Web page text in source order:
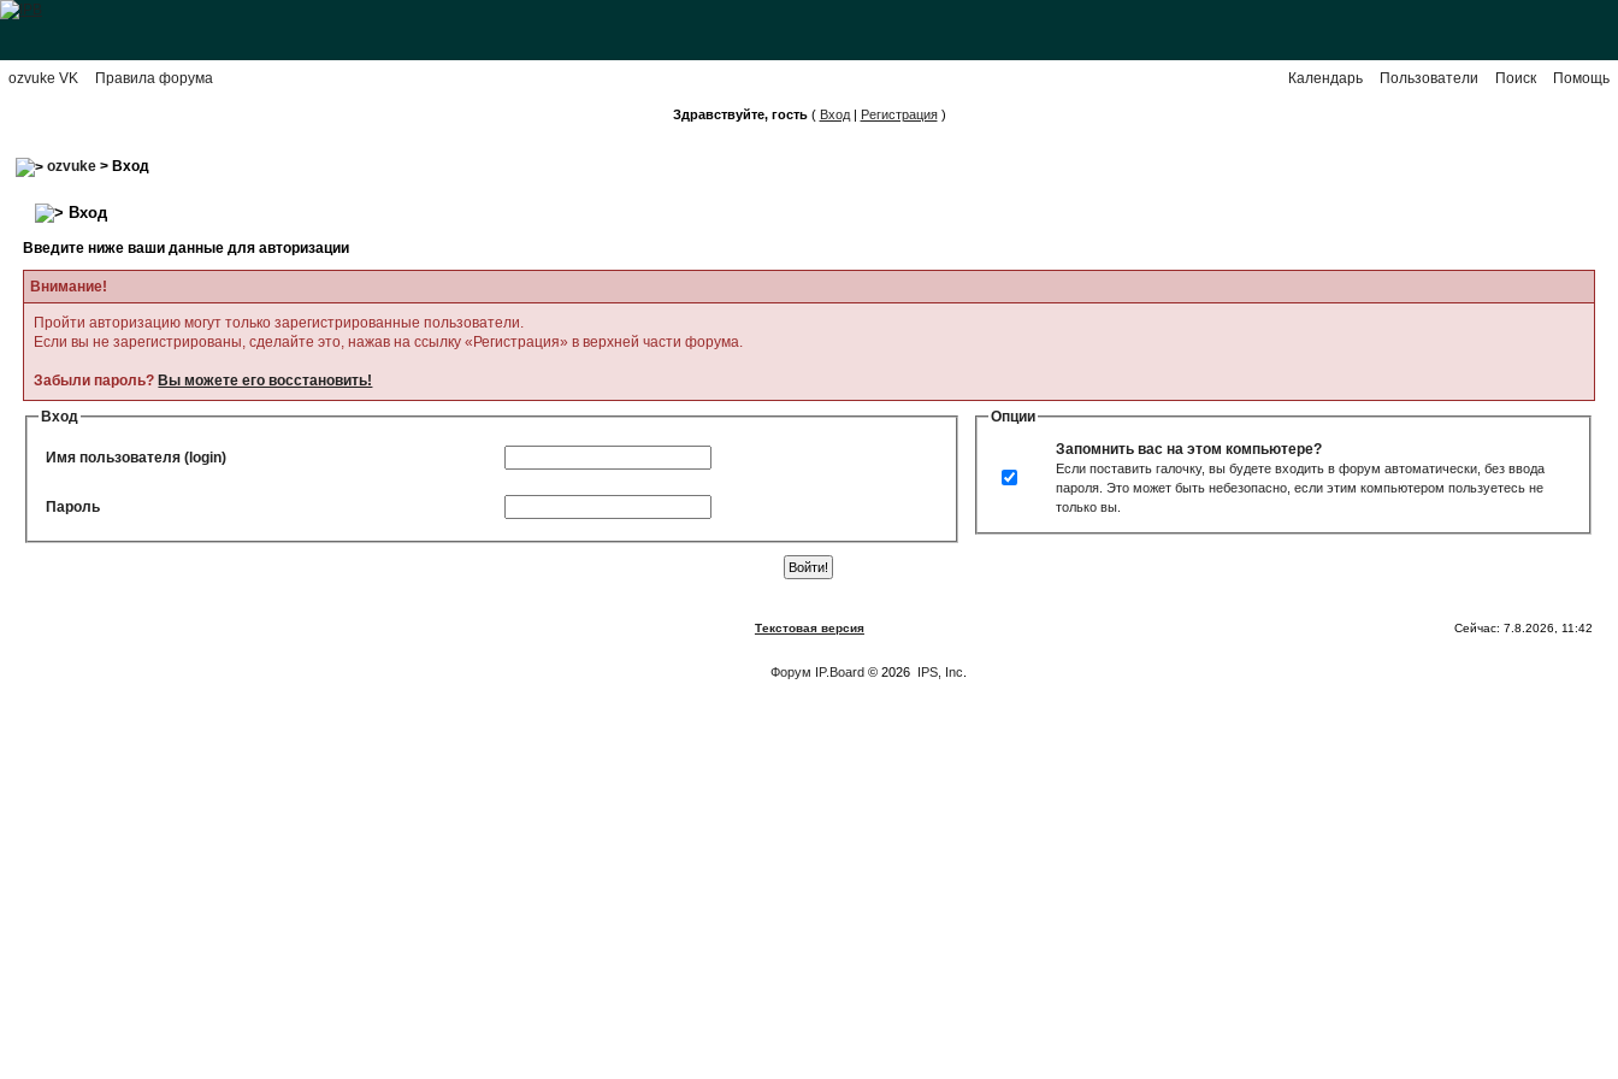
ozvuke VK Правила форума Помощь
Поиск
Пользователи
Календарь
Здравствуйте, гость( Вход| Регистрация)
ozvuke > Вход
Вход
Введите ниже ваши данные для авторизации
Внимание!
Пройти авторизацию могут только зарегистрированные пользователи.
Если вы не зарегистрированы, сделайте это, нажав на ссылку «Регистрация» в верхней части форума.
Забыли пароль? Вы можете его восстановить!
Вход
Имя пользователя (login)
Пароль
Опции
Запомнить вас на этом компьютере?
Если поставить галочку, вы будете входить в форум автоматически, без ввода
пароля. Это может быть небезопасно, если этим компьютером пользуетесь не
только вы.
Текстовая версия Сейчас: 7.8.2026, 11:42
Форум IP.Board © 2026 IPS, Inc